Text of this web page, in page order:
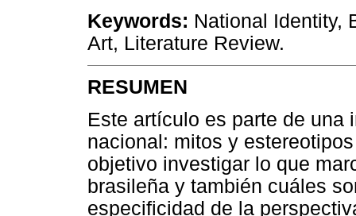
Keywords: National Identity,
Art, Literature Review.
RESUMEN
Este artículo es parte de una
nacional: mitos y
objetivo investigar lo que
brasileña y también cuáles
especificidad de la